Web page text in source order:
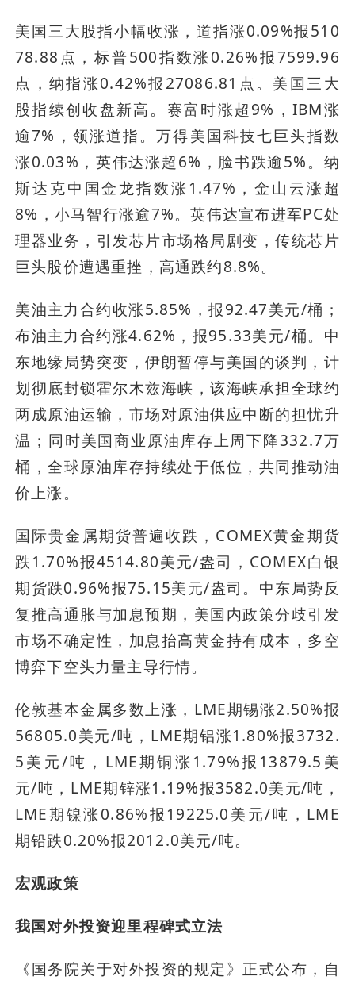
美国三大股指小幅收涨，道指涨0.09%报510
78.88点，标普500指数涨0.26%报7599.96
点，纳指涨0.42%报27086.81点。美国三大
股指续创收盘新高。赛富时涨超9%，IBM涨
逾7%，领涨道指。万得美国科技七巨头指数
涨0.03%，英伟达涨超6%，脸书跌逾5%。纳
斯达克中国金龙指数涨1.47%，金山云涨超
8%，小马智行涨逾7%。英伟达宣布进军PC处
理器业务，引发芯片市场格局剧变，传统芯片
巨头股价遭遇重挫，高通跌约8.8%。
美油主力合约收涨5.85%，报92.47美元/桶；
布油主力合约涨4.62%，报95.33美元/桶。中
东地缘局势突变，伊朗暂停与美国的谈判，计
划彻底封锁霍尔木兹海峡，该海峡承担全球约
两成原油运输，市场对原油供应中断的担忧升
温；同时美国商业原油库存上周下降332.7万
桶，全球原油库存持续处于低位，共同推动油
价上涨。
国际贵金属期货普遍收跌，COMEX黄金期货
跌1.70%报4514.80美元/盎司，COMEX白银
期货跌0.96%报75.15美元/盎司。中东局势反
复推高通胀与加息预期，美国内政策分歧引发
市场不确定性，加息抬高黄金持有成本，多空
博弈下空头力量主导行情。
伦敦基本金属多数上涨，LME期锡涨2.50%报
56805.0美元/吨，LME期铝涨1.80%报3732.
5美元/吨，LME期铜涨1.79%报13879.5美
元/吨，LME期锌涨1.19%报3582.0美元/吨，
LME期镍涨0.86%报19225.0美元/吨，LME
期铅跌0.20%报2012.0美元/吨。
宏观政策
我国对外投资迎里程碑式立法
《国务院关于对外投资的规定》正式公布，自